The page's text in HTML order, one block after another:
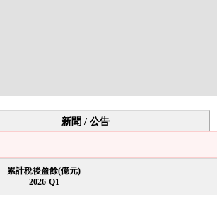
新聞 / 公告
累計稅後盈餘(億元)
2026-Q1